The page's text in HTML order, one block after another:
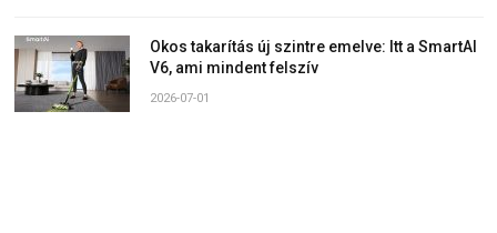
Okos takarítás új szintre emelve: Itt a SmartAI
V6, ami mindent felszív
2026-07-01